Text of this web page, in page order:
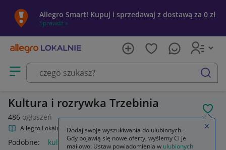
Allegro Smart! Kupuj i sprzedawaj z dostawą za 0 zł
Sprawdź »
Otwórz menu z kategoriami
szukaj
Kultura i rozrywka Trzebinia
486 ogłoszeń
Allegro Lokalnie Kultura i rozrywka
Podobne: kultura i rozrywka
Dodaj swoje wyszukiwania do ulubionych.
Gdy pojawią się nowe oferty, wyślemy Ci je
mailowo. Ustaw powiadomienia w ulubionych